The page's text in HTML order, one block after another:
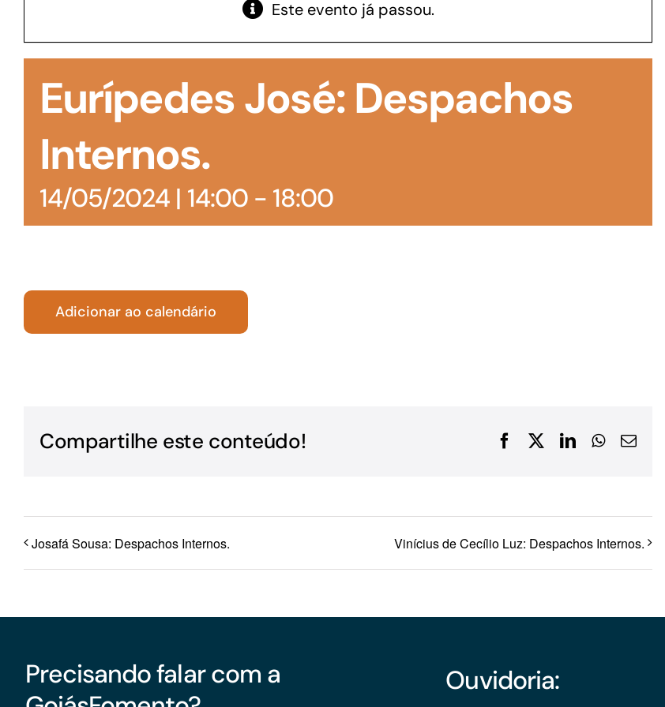
manutenção de estoques e despesas operacionais
realizar obras, dentre outros serviços
Turismo
Este evento já passou.
Eurípedes José: Despachos
Internos.
14/05/2024 | 14:00- 18:00
Adicionar ao calendário
Compartilhe este conteúdo! FacebookLinkedInWhatsApp
E-
Josafá Sousa: Despachos Internos. Vinícius de Cecílio Luz: Despachos Internos.
Precisando falar com a
Ouvidoria: